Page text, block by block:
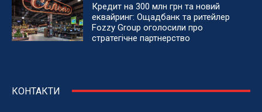
Кредит на 300 млн грн та новий
еквайринг: Ощадбанк та ритейлер
Fozzy Group оголосили про
стратегічне партнерство
КОНТАКТИ